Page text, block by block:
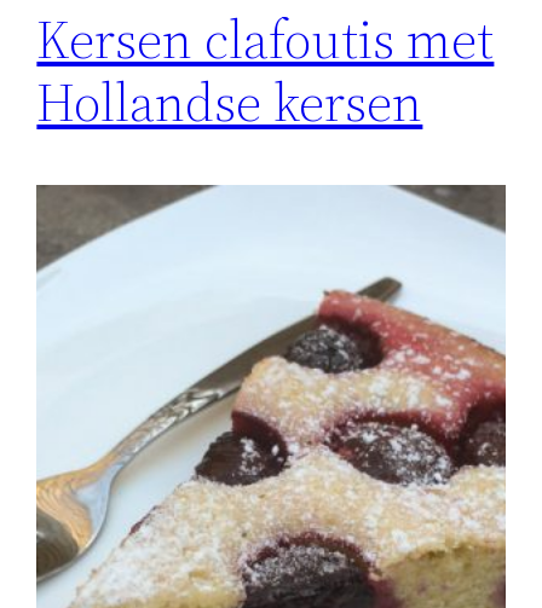
Kersen clafoutis met
Hollandse kersen